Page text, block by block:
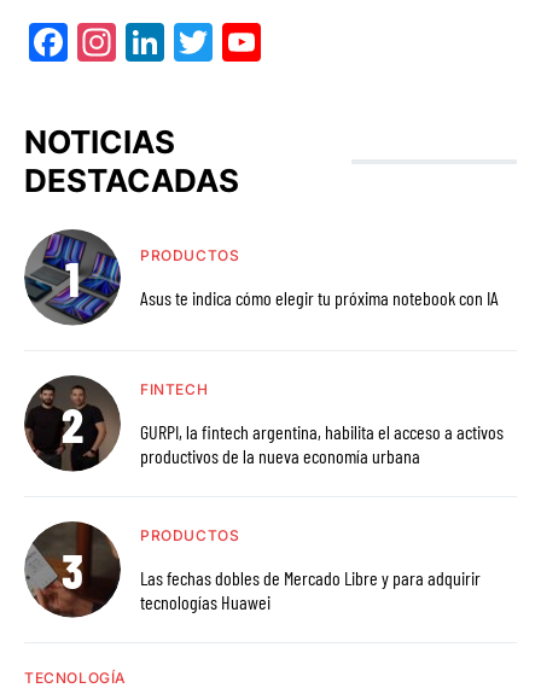
Facebook
Instagram
LinkedIn
Twitter
NOTICIAS
DESTACADAS
PRODUCTOS
Asus te indica cómo elegir tu próxima notebook con IA
FINTECH
GURPI, la fintech argentina, habilita el acceso a activos
productivos de la nueva economía urbana
PRODUCTOS
Las fechas dobles de Mercado Libre y para adquirir
tecnologías Huawei
TECNOLOGÍA